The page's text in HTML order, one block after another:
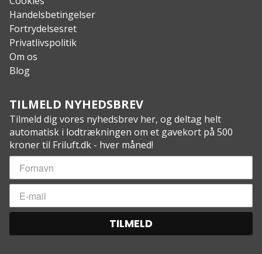
Handelsbetingelser
Fortrydelsesret
Privatlivspolitik
Om os
Blog
TILMELD NYHEDSBREV
Tilmeld dig vores nyhedsbrev her, og deltag helt
automatisk i lodtrækningen om et gavekort på 500
kroner til Friluft.dk - hver måned!
TILMELD